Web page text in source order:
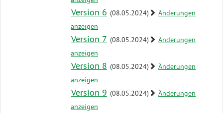
Version 6 (08.05.2024)
Änderungen
anzeigen
Version 7 (08.05.2024)
Änderungen
anzeigen
Version 8 (08.05.2024)
Änderungen
anzeigen
Version 9 (08.05.2024)
Änderungen
anzeigen